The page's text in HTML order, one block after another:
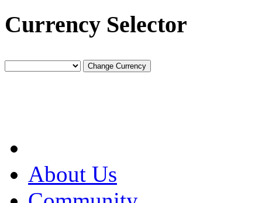
Currency Selector
About Us